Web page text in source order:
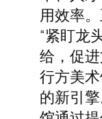
用效率
“紧盯龙
给，促
行方美
的新引